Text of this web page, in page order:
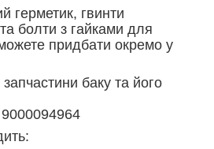
герметик, гвинти
болти з гайками для
придбати окремо у
баку та його